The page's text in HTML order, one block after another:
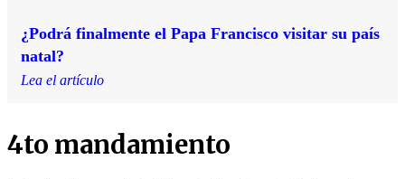
¿Podrá finalmente el Papa Francisco visitar su país
natal?
Lea el artículo
4to mandamiento